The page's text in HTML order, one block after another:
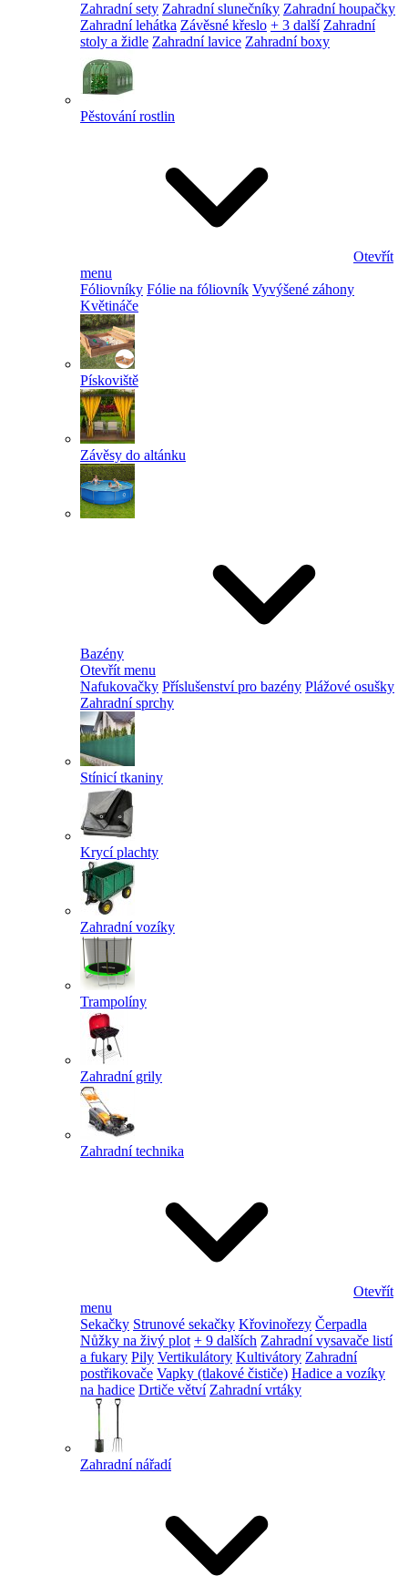
Zahradní sety Zahradní slunečníky Zahradní houpačky
Zahradní lehátka Závěsné křeslo + 3 další Zahradní
stoly a židle Zahradní lavice Zahradní boxy
Pěstování rostlin
Otevřít
menu
Fóliovníky Fólie na fóliovník Vyvýšené záhony
Květináče
Pískoviště
Závěsy do altánku
Bazény
Otevřít menu
Nafukovačky Příslušenství pro bazény Plážové osušky
Zahradní sprchy
Stínicí tkaniny
Krycí plachty
Zahradní vozíky
Trampolíny
Zahradní grily
Zahradní technika
Otevřít
menu
Sekačky Strunové sekačky Křovinořezy Čerpadla
Nůžky na živý plot + 9 dalších Zahradní vysavače listí
a fukary Pily Vertikulátory Kultivátory Zahradní
postřikovače Vapky (tlakové čističe) Hadice a vozíky
na hadice Drtiče větví Zahradní vrtáky
Zahradní nářadí